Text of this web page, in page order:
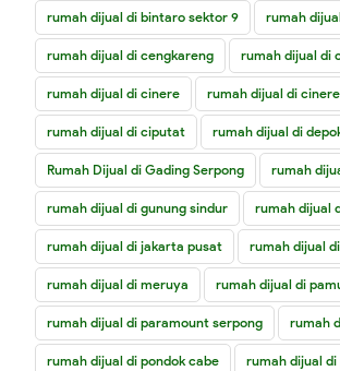
rumah dijual di bintaro sektor 9 rumah
rumah dijual di cengkareng rumah dijual di
rumah dijual di cinere rumah dijual di
rumah dijual di ciputat rumah dijual di
Rumah Dijual di Gading Serpong rumah
rumah dijual di gunung sindur rumah dijual
rumah dijual di jakarta pusat rumah dijual
rumah dijual di meruya rumah dijual di
rumah dijual di paramount serpong rumah
rumah dijual di pondok cabe rumah dijual